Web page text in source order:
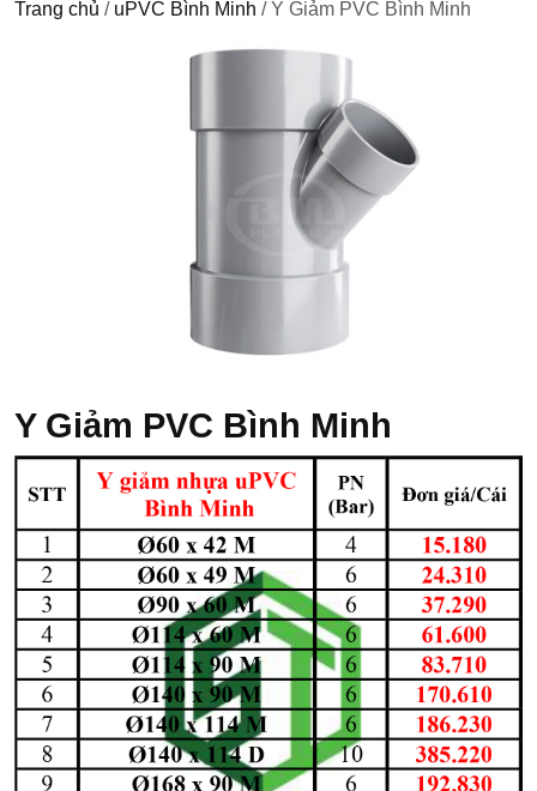
Trang chủ / uPVC Bình Minh / Y Giảm PVC Bình Minh
Y Giảm PVC Bình Minh